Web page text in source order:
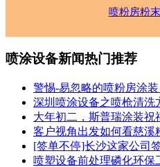
喷粉房粉
喷涂设备新闻热门推荐
警惕-易忽略的喷粉房涂
深圳喷涂设备之喷枪清洗
大年初二，斯普瑞涂装祝
客户视角出发如何看慈溪
[签单不停]长沙这家公司
喷塑设备前处理磷化环保